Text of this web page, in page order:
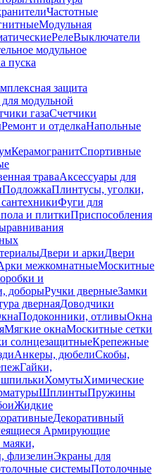
Частотные
Модульная
РелеВыключатели
модульное
пуска
защита
модульной
газаСчетчики
Ремонт и отделкаНапольные
КерамогранитСпортивные
траваАксессуары для
ПодложкаПлинтусы, уголки,
Фуги для
и плиткиПриспособления
Двери и аркиДвери
межкомнатныеМоскитные
и
доборыРучки дверныеЗамки
двернаяДоводчики
Подоконники, отливыОкна
Мягкие окнаМоскитные сетки
солнцезащитныеКрепежные
Анкеры, дюбелиСкобы,
Гайки,
ХомутыХимические
ШплинтыПружины
Жидкие
Декоративный
Армирующие
флизелинЭкраны для
системыПотолочные